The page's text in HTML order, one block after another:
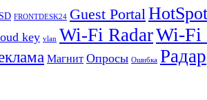
FRONTDESK24 Guest Portal HotSpot
key vlan Wi-Fi RadarWi-Fi
Магнит Опросы Ошибка Радар